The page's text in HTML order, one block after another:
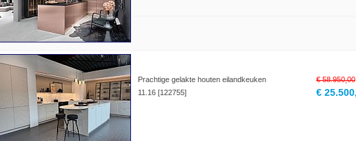
Prachtige gelakte houten eilandkeuken
11.16 [122755]
€ 58.950,00
€